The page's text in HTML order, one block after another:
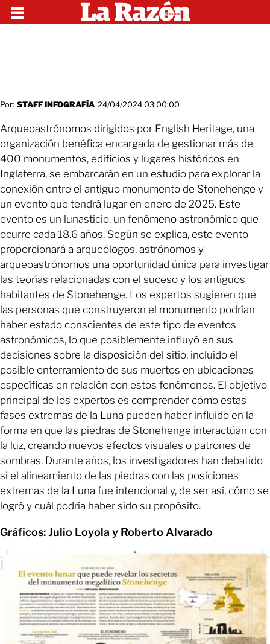
Por: STAFF INFOGRAFÍA 24/04/2024 03:00:00
Arqueoastrónomos dirigidos por English Heritage, una
organización benéfica encargada de gestionar más de
400 monumentos, edificios y lugares históricos en
Inglaterra, se embarcarán en un estudio para explorar la
conexión entre el antiguo monumento de Stonehenge y
un evento que tendrá lugar en enero de 2025. Este
evento es un lunasticio, un fenómeno astronómico que
ocurre cada 18.6 años. Según se explica, este evento
proporcionará a arqueólogos, astrónomos y
arqueoastrónomos una oportunidad única para investigar
las teorías relacionadas con el suceso y los antiguos
habitantes de Stonehenge. Los expertos sugieren que
las personas que construyeron el monumento podrían
haber estado conscientes de este tipo de eventos
astronómicos, lo que posiblemente influyó en sus
decisiones sobre la disposición del sitio, incluido el
posible enterramiento de sus muertos en ubicaciones
específicas en relación con estos fenómenos. El objetivo
principal de los expertos es comprender cómo estas
fases extremas de la Luna pueden haber influido en la
forma en que las piedras de Stonehenge interactúan con
la luz, creando nuevos efectos visuales o patrones de
sombras. Durante años, los investigadores han debatido
si el alineamiento de las piedras con las posiciones
extremas de la Luna fue intencional y, de ser así, cómo se
logró y cuál podría haber sido su propósito.
Gráficos: Julio Loyola y Roberto Alvarado